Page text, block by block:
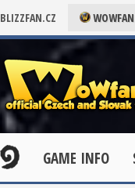
BLIZZFAN.CZ
GAME INFO